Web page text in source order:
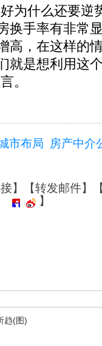
什么还要逆
换手率有非常
高，在这样的
就是想利用这
。
市布局
房产中介
】【转发邮件】
】
趋(图)